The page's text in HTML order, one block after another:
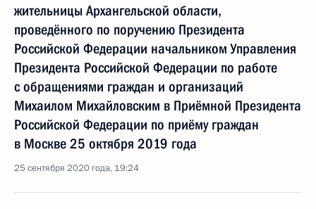
жительницы Архангельской области,
проведённого по поручению Президента
Российской Федерации начальником Управления
Президента Российской Федерации по работе
с обращениями граждан и организаций
Михаилом Михайловским в Приёмной Президента
Российской Федерации по приёму граждан
в Москве 25 октября 2019 года
25 сентября 2020 года, 19:24